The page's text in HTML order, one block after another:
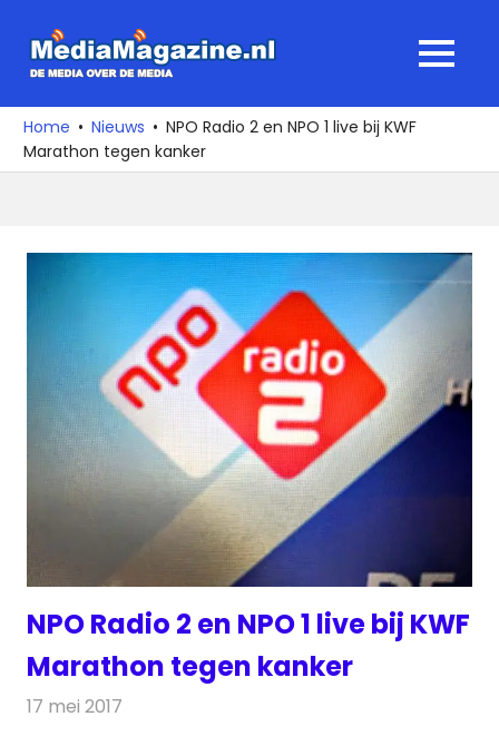
naar
media
over
de
MENU
Home Nieuws
NPO Radio 2 en NPO 1 live bij KWF
Marathon tegen kanker
NPO Radio 2 en NPO 1 live bij KWF
Marathon tegen kanker
17 mei 2017